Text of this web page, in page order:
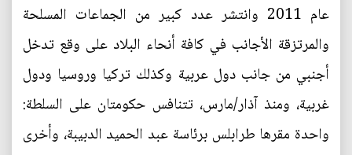
عام 2011 وانتشر عدد كبير من الجماعات المسلحة
والمرتزقة الأجانب في كافة أنحاء البلاد على وقع تدخل
أجنبي من جانب دول عربية وكذلك تركيا وروسيا ودول
غربية، ومنذ آذار/مارس، تتنافس حكومتان على السلطة:
واحدة مقرها طرابلس برئاسة عبد الحميد الدبيبة، وأخرى